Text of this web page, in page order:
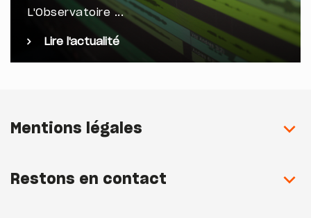
L'Observatoire ...
Lire l'actualité
Mentions légales
Restons en contact